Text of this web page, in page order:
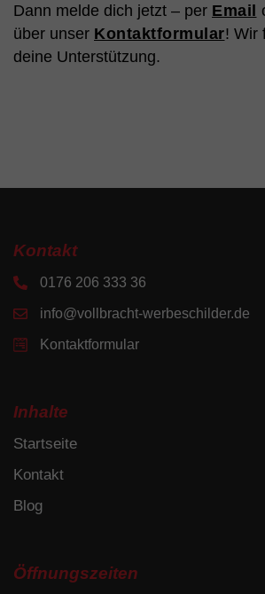
Dann melde dich jetzt – per Email
über unser Kontaktformular! Wir
deine Unterstützung.
Kontakt
0176 206 333 36
info@vollbracht-werbeschilder.de
Kontaktformular
Inhalte
Startseite
Kontakt
Blog
Öffnungszeiten